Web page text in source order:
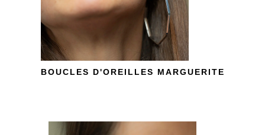
BOUCLES D'OREILLES MARGUERITE